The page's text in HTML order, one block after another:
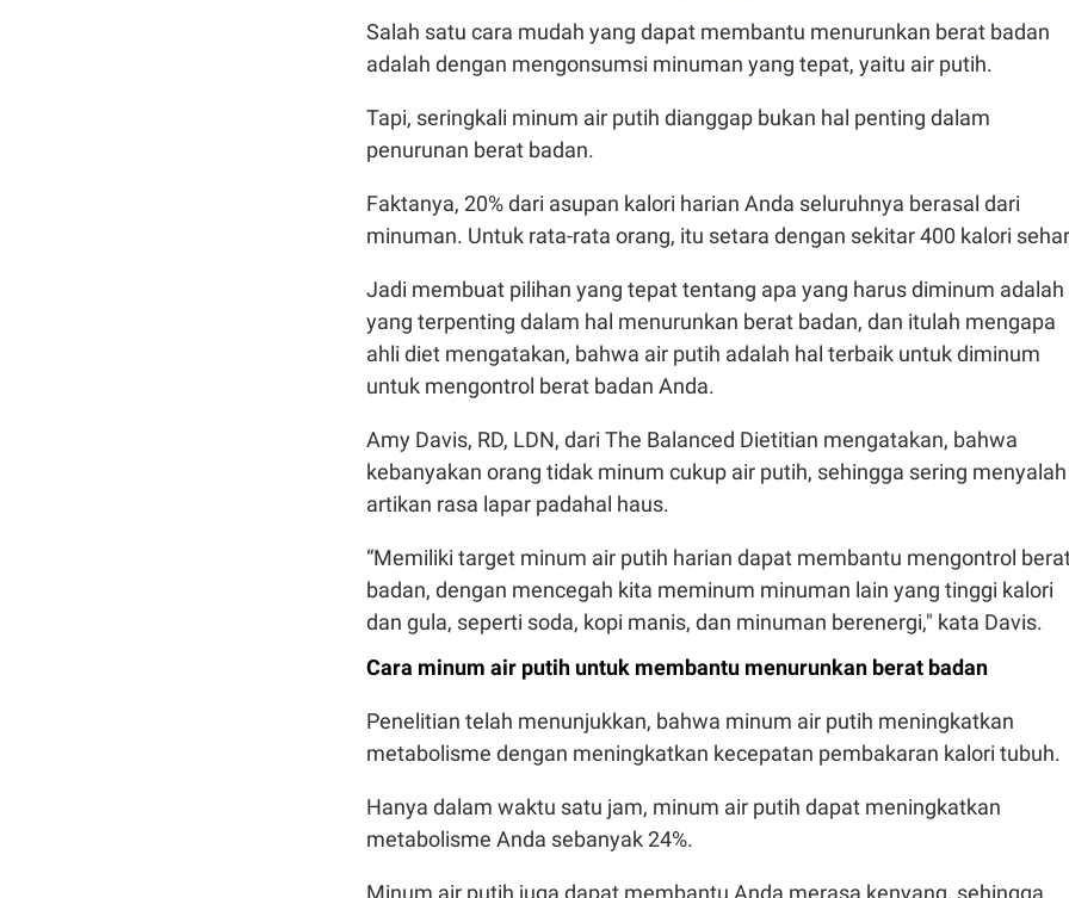
Salah satu cara mudah yang dapat membantu menurunkan berat badan
adalah dengan mengonsumsi minuman yang tepat, yaitu air putih.
Tapi, seringkali minum air putih dianggap bukan hal penting dalam
penurunan berat badan.
Faktanya, 20% dari asupan kalori harian Anda seluruhnya berasal dari
minuman. Untuk rata-rata orang, itu setara dengan sekitar 400 kalori
Jadi membuat pilihan yang tepat tentang apa yang harus diminum adalah
yang terpenting dalam hal menurunkan berat badan, dan itulah mengapa
ahli diet mengatakan, bahwa air putih adalah hal terbaik untuk diminum
untuk mengontrol berat badan Anda.
Amy Davis, RD, LDN, dari The Balanced Dietitian mengatakan, bahwa
kebanyakan orang tidak minum cukup air putih, sehingga sering menyalah
artikan rasa lapar padahal haus.
“Memiliki target minum air putih harian dapat membantu mengontrol
badan, dengan mencegah kita meminum minuman lain yang tinggi kalori
dan gula, seperti soda, kopi manis, dan minuman berenergi," kata Davis.
Cara minum air putih untuk membantu menurunkan berat badan
Penelitian telah menunjukkan, bahwa minum air putih meningkatkan
metabolisme dengan meningkatkan kecepatan pembakaran kalori tubuh.
Hanya dalam waktu satu jam, minum air putih dapat meningkatkan
metabolisme Anda sebanyak 24%.
Minum air putih juga dapat membantu Anda merasa kenyang, sehingga